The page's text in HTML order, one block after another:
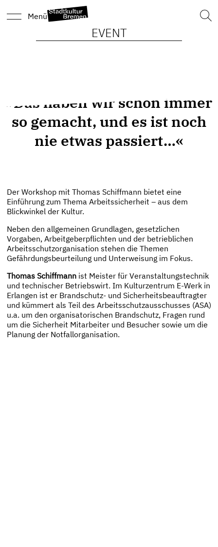
Menü
EVENT
»Das haben wir schon immer
so gemacht, und es ist noch
nie etwas passiert…«
Der Workshop mit Thomas Schiffmann bietet eine
Einführung zum Thema Arbeitssicherheit – aus dem
Blickwinkel der Kultur.
Neben den allgemeinen Grundlagen, gesetzlichen
Vorgaben, Arbeitgeberpflichten und der betrieblichen
Arbeitsschutzorganisation stehen die Themen
Gefährdungsbeurteilung und Unterweisung im Fokus.
Thomas Schiffmannist Meister für Veranstaltungstechnik
und technischer Betriebswirt. Im Kulturzentrum E-Werk in
Erlangen ist er Brandschutz- und Sicherheitsbeauftragter
und kümmert als Teil des Arbeitsschutzausschusses (ASA)
u.a. um den organisatorischen Brandschutz, Fragen rund
um die Sicherheit Mitarbeiter und Besucher sowie um die
Planung der Notfallorganisation.